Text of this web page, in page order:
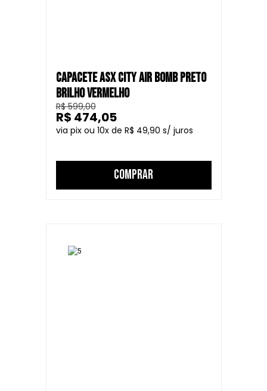
CAPACETE ASX CITY AIR BOMB PRETO
BRILHO VERMELHO
R$ 599,00
10
R$ 49,90
R$ 474,05
COMPRAR